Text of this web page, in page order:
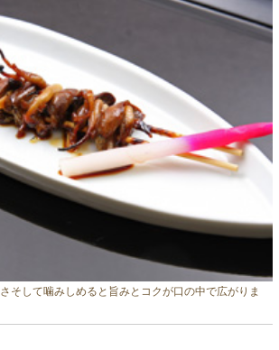
そして噛みしめると旨みとコクが口の中で広がりま